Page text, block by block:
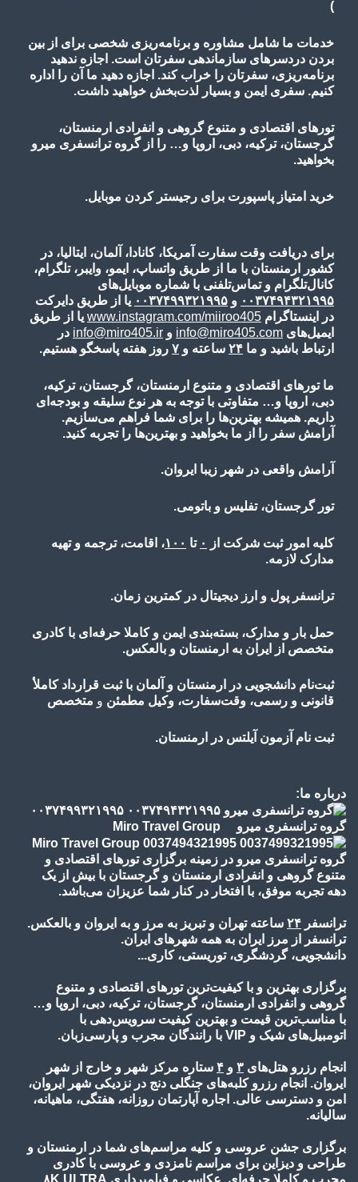
)
خدمات ما شامل مشاوره و برنامه‌ریزی شخصی برای از بین
بردن دردسرهای سازماندهی سفرتان است. اجازه ندهید
برنامه‌ریزی، سفرتان را خراب کند. اجازه دهید ما آن را اداره
کنیم. سفری ایمن و بسیار لذت‌بخش خواهید داشت.
تورهای اقتصادی و متنوع گروهی و انفرادی ارمنستان،
گرجستان، ترکیه، دبی، اروپا و… را از گروه ترانسفری میرو
بخواهید.
خرید امتیاز پاسپورت برای رجیستر کردن موبایل.
برای دریافت وقت سفارت آمریکا، کانادا، آلمان، ایتالیا، در
کشور ارمنستان با ما از طریق واتساپ، ایمو، وایبر، تلگرام،
کانال‌تلگرام و تماس‌تلفنی با شماره موبایل‌های
۰۰۳۷۴۹۴۳۲۱۹۹۵ و ۰۰۳۷۴۹۹۳۲۱۹۹۵ یا از طریق دایرکت
در اینستاگرام www.instagram.com/miiroo405 یا از طریق
ایمیل‌های info@miro405.com و info@miro405.ir در
ارتباط باشید و ما ۲۴ ساعته و ۷ روز هفته پاسخگو هستیم.
ما تورهای اقتصادی و متنوع ارمنستان، گرجستان، ترکیه،
دبی، اروپا و… متفاوتی با توجه به هر نوع سلیقه و بودجه‌ای
داریم. همیشه بهترین‌ها را برای شما فراهم می‌سازیم.
آرامش سفر را از ما بخواهید و بهترین‌ها را تجربه کنید.
آرامش واقعی در شهر زیبا ایروان.
تور گرجستان، تفلیس و باتومی.
کلیه امور ثبت شرکت از ۰ تا ۱۰۰، اقامت، ترجمه و تهیه
مدارک لازمه.
ترانسفر پول و ارز دیجیتال در کمترین زمان.
حمل بار و مدارک، بسته‌بندی ایمن و کاملا حرفه‌ای با کادری
متخصص از ایران به ارمنستان و بالعکس.
ثبت‌نام دانشجویی در ارمنستان و آلمان با ثبت قرارداد کاملأ
قانونی و رسمی، وقت‌سفارت، وکیل مطمئن و متخصص
ثبت نام آزمون آیلتس در ارمنستان.
درباره ما:
گروه ترانسفری میرو Miro Travel Group
گروه ترانسفری میرو در زمینه برگزاری تورهای اقتصادی و
متنوع گروهی و انفرادی ارمنستان و گرجستان با بیش از یک
دهه تجربه موفق، با افتخار در کنار شما عزیزان می‌باشد.
ترانسفر ۲۴ ساعته تهران و تبریز به مرز و به ایروان و بالعکس.
ترانسفر از مرز ایران به همه شهرهای ایران.
دانشجویی، گردشگری، توریستی، کاری...
برگزاری بهترین و با کیفیت‌ترین تورهای اقتصادی و متنوع
گروهی و انفرادی ارمنستان، گرجستان، ترکیه، دبی، اروپا و…
با مناسب‌ترین قیمت و بهترین کیفیت سرویس‌دهی با
اتومبیل‌های شیک و VIP با رانندگان مجرب و پارسی‌زبان.
انجام رزرو هتل‌های ۳ و ۴ ستاره مرکز شهر و خارج از شهر
ایروان. انجام رزرو کلبه‌های جنگلی دنج در نزدیکی شهر ایروان،
امن و دسترسی عالی. اجاره آپارتمان روزانه، هفتگی، ماهیانه،
سالیانه.
برگزاری جشن عروسی و کلیه مراسم‌های شما در ارمنستان و
طراحی و دیزاین برای مراسم نامزدی و عروسی با کادری
مجرب و کاملا حرفه‌ای. عکاسی و فیلمبرداری ۸K ULTRA